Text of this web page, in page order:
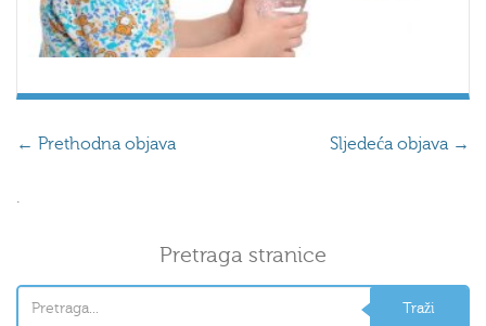
← Prethodna objava Sljedeća objava →
Pretraga stranice